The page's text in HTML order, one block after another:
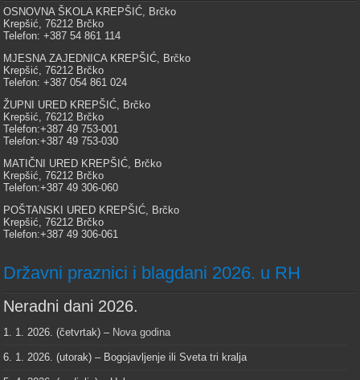
OSNOVNA ŠKOLA KREPŠIĆ, Brčko
Krepšić, 76212 Brčko
Telefon: +387 54 861 114
MJESNA ZAJEDNICA KREPŠIĆ, Brčko
Krepšić, 76212 Brčko
Telefon: +387 054 861 024
ŽUPNI URED KREPŠIĆ, Brčko
Krepšić, 76212 Brčko
Telefon:+387 49 753-001
Telefon:+387 49 753-030
MATIČNI URED KREPŠIĆ, Brčko
Krepšić, 76212 Brčko
Telefon:+387 49 306-060
POŠTANSKI URED KREPŠIĆ, Brčko
Krepšić, 76212 Brčko
Telefon:+387 49 306-061
Državni praznici i blagdani 2026. u RH
Neradni dani 2026.
1. 1. 2026. (četvrtak) – Nova godina
6. 1. 2026. (utorak) – Bogojavljenje ili Sveta tri kralja